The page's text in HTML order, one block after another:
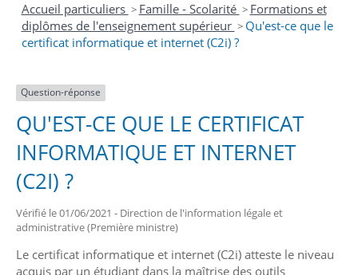
Accueil particuliers > Famille - Scolarité > Formations et
diplômes de l'enseignement supérieur > Qu'est-ce que le
certificat informatique et internet (C2i) ?
Question-réponse
QU'EST-CE QUE LE CERTIFICAT
INFORMATIQUE ET INTERNET
(C2I) ?
Vérifié le 01/06/2021 - Direction de l'information légale et
administrative (Première ministre)
Le certificat informatique et internet (C2i) atteste le niveau
acquis par un étudiant dans la maîtrise des outils